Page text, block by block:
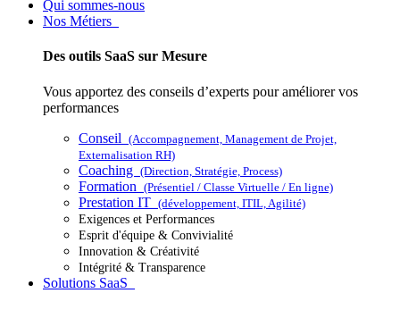
Qui sommes-nous
Nos Métiers
Des outils SaaS sur Mesure
Vous apportez des conseils d’experts pour améliorer vos
performances
Conseil (Accompagnement, Management de Projet,
Externalisation RH)
Coaching (Direction, Stratégie, Process)
Formation (Présentiel / Classe Virtuelle / En ligne)
Prestation IT (développement, ITIL, Agilité)
Exigences et Performances
Esprit d'équipe & Convivialité
Innovation & Créativité
Intégrité & Transparence
Solutions SaaS